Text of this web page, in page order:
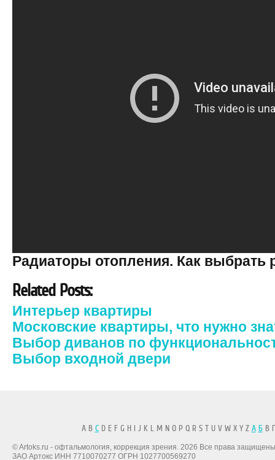
Радиаторы отопления. Как выбрать
Related Posts:
Интерьер квартиры
Московские квартиры, что нужно
Выбор диванов по
Выбор входной двери
A B CD E F G H I J K L M N O P Q R S T U V W X Y Z А БВ
© Artoks.ru - офтальмология, коррекция зрения. 2026 Все права
ЗАО Артокс ИНН 7710070277 ОГРН 1027700569270